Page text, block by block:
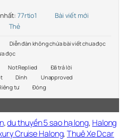
77rtio1
Bài viết mới
Thẻ
Diễn đàn không chứa bài viết chưa đọc
đọc
Not Replied
Đã trả lời
Dính
Unapproved
tư Đóng
,du thuyền 5 sao hạ long, Halong
Cruise Halong,Thuê Xe Dcar